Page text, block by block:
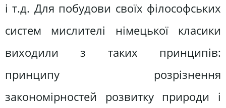
і т.д. Для побудови своїх філософських
систем мислителі німецької класики
виходили з таких принципів:
принципу розрізнення
закономірностей розвитку природи і